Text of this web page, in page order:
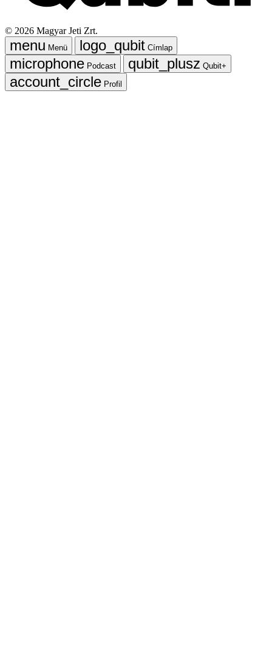
© 2026 Magyar Jeti Zrt.
Menü
Címlap
Podcast
Qubit+
Profil